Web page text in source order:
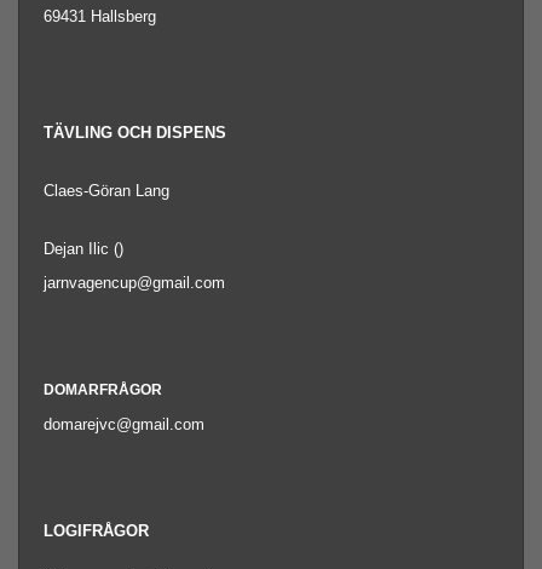
69431 Hallsberg
TÄVLING OCH DISPENS
Claes-Göran Lang
Dejan Ilic ()
jarnvagencup@gmail.com
DOMARFRÅGOR
domarejvc@gmail.com
LOGIFRÅGOR